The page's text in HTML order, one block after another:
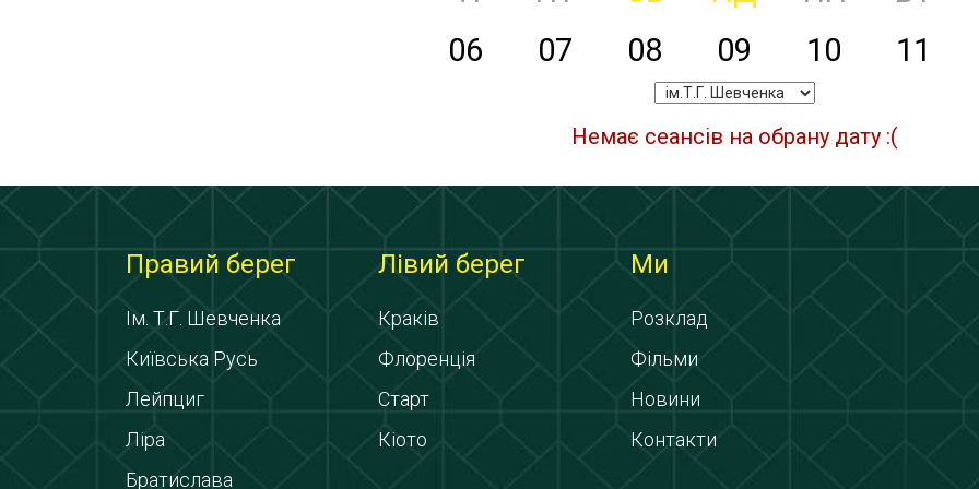
06
07 08 09 10 11
Немає сеансів на обрану дату :(
Правий берег
Ім. Т.Г. Шевченка
Київська Русь
Лейпциг
Ліра
Братислава
Лівий берег
Краків
Флоренція
Старт
Кіото
Ми
Розклад
Фільми
Новини
Контакти